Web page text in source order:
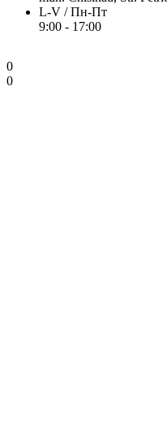
L-V / Пн-Пт
9:00 - 17:00
0
0